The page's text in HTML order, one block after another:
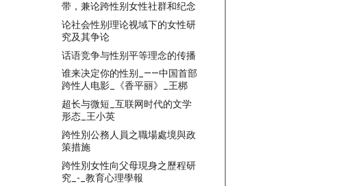
带，兼论跨性别女性社群和纪念
论社会性别理论视域下的女性研
究及其争论
话语竞争与性别平等理念的传播
谁来决定你的性别_——中国首部
跨性人电影_《香平丽》_王梆
超长与微短_互联网时代的文学
形态_王小英
跨性別公務人員之職場處境與政
策措施
跨性別女性向父母現身之歷程研
究_-_教育心理學報